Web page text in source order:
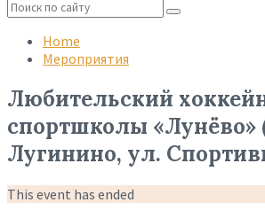
search
Home
Мероприятия
Любительский
спортшколы «Лунёво»
Лугинино, ул.
This event has ended